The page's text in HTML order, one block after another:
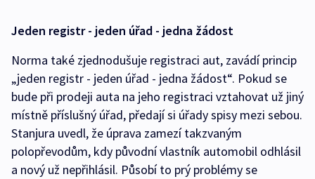
Jeden registr - jeden úřad - jedna žádost
Norma také zjednodušuje registraci aut, zavádí princip
„jeden registr - jeden úřad - jedna žádost“. Pokud se
bude při prodeji auta na jeho registraci vztahovat už jiný
místně příslušný úřad, předají si úřady spisy mezi sebou.
Stanjura uvedl, že úprava zamezí takzvaným
polopřevodům, kdy původní vlastník automobil odhlásil
a nový už nepřihlásil. Působí to prý problémy se